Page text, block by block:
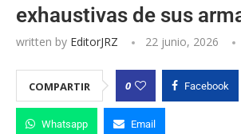
exhaustivas de sus
written by EditorJRZ 22 junio, 2026
COMPARTIR 0 Facebook
Whatsapp Email